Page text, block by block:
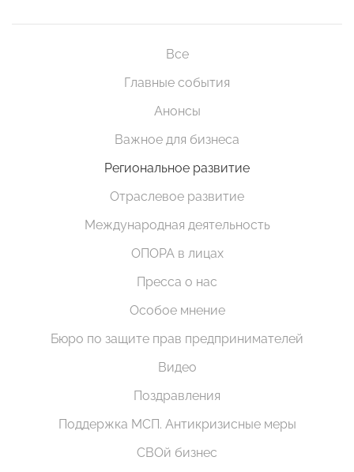
Все
Главные события
Анонсы
Важное для бизнеса
Региональное развитие
Отраслевое развитие
Международная деятельность
ОПОРА в лицах
Пресса о нас
Особое мнение
Бюро по защите прав предпринимателей
Видео
Поздравления
Поддержка МСП. Антикризисные меры
СВОй бизнес